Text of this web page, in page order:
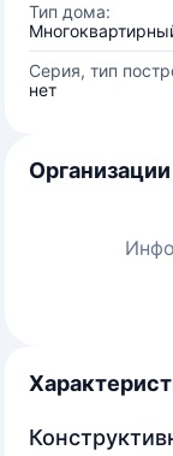
Тип дома:
Серия, тип
нет